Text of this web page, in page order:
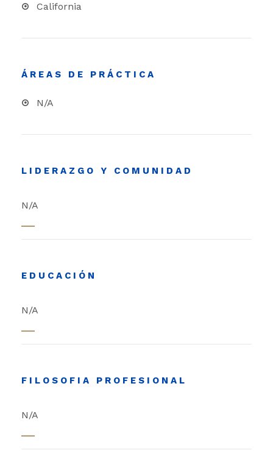
California
ÁREAS DE PRÁCTICA
N/A
LIDERAZGO Y COMUNIDAD
N/A
EDUCACIÓN
N/A
FILOSOFIA PROFESIONAL
N/A